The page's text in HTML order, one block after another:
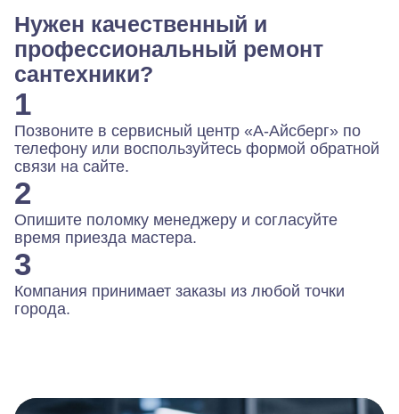
Нужен качественный и
профессиональный ремонт
сантехники?
1
Позвоните в сервисный центр «А-Айсберг» по
телефону или воспользуйтесь формой обратной
связи на сайте.
2
Опишите поломку менеджеру и согласуйте
время приезда мастера.
3
Компания принимает заказы из любой точки
города.